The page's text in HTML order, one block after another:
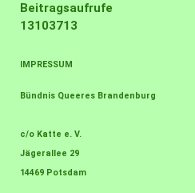
Beitragsaufrufe
13103713
IMPRESSUM
Bündnis Queeres Brandenburg
c/o Katte e. V.
Jägerallee 29
14469 Potsdam